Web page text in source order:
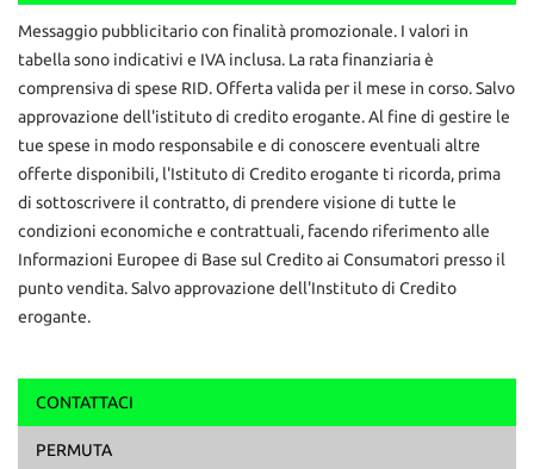
info vendite: 327 591 1222
Daniele: 329 167 0084
Ufficio: 030 218 5303
mail: info@autoemotoribs.it
ATTENZIONE: per correttezza si fa presente che
involontariamente possono esserci errori nello specificare
dotazione tecnica ed equipaggiamento, pertanto le informazioni
riportate non rappresentano vincolo contrattuale
Contattaci
Ho letto e accettol'informativa privacy*
Acconsento al trattamento dei miei dati per finalità di
Messaggio pubblicitario con finalità promozionale. I valori in
tabella sono indicativi e IVA inclusa. La rata finanziaria è
comprensiva di spese RID. Offerta valida per il mese in corso. Salvo
approvazione dell'istituto di credito erogante. Al fine di gestire le
tue spese in modo responsabile e di conoscere eventuali altre
offerte disponibili, l'Istituto di Credito erogante ti ricorda, prima
di sottoscrivere il contratto, di prendere visione di tutte le
condizioni economiche e contrattuali, facendo riferimento alle
Informazioni Europee di Base sul Credito ai Consumatori presso il
punto vendita. Salvo approvazione dell'Instituto di Credito
erogante.
CONTATTACI
PERMUTA